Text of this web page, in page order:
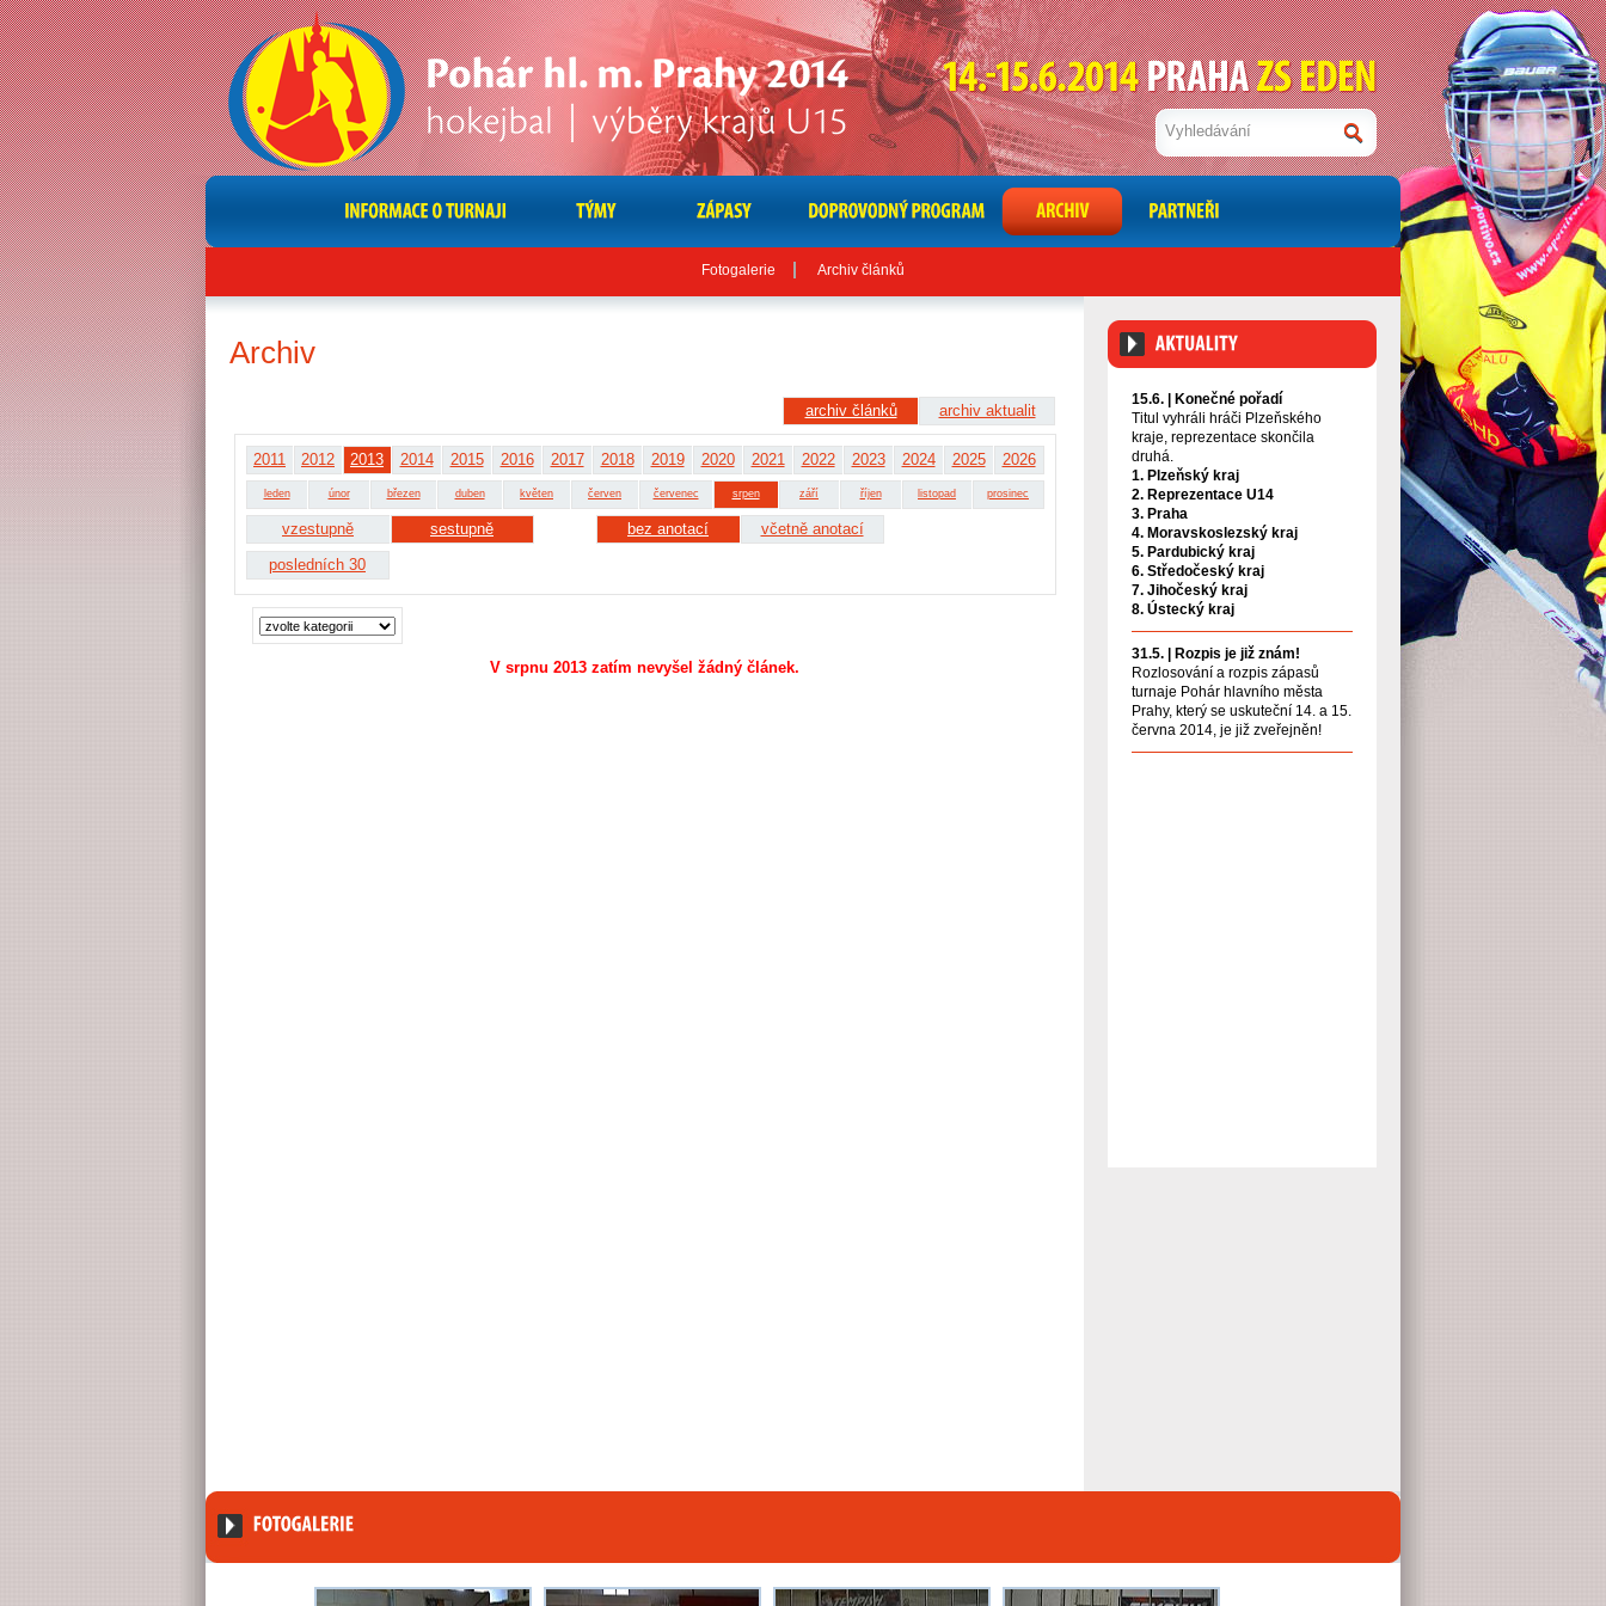
Fotogalerie Archiv článků
Archiv
archiv článků archiv aktualit
2011 2012 2013 2014 2015 2016 2017 2018 2019 2020 2021 2022 2023 2024 2025 2026
leden únor březen duben květen červen červenec srpen září říjen listopad prosinec
vzestupně sestupně bez anotací
včetně anotací
posledních 30
V srpnu 2013 zatím nevyšel žádný článek.
15.6. |
Konečné pořadí
Titul vyhráli hráči Plzeňského
kraje, reprezentace skončila
druhá.
1. Plzeňský kraj
2. Reprezentace U14
3. Praha
4. Moravskoslezský kraj
5. Pardubický kraj
6. Středočeský kraj
7. Jihočeský kraj
8. Ústecký kraj
31.5. |
Rozpis je již znám!
Rozlosování a rozpis zápasů
turnaje Pohár hlavního města
Prahy, který se uskuteční 14. a 15.
června 2014, je již zveřejněn!